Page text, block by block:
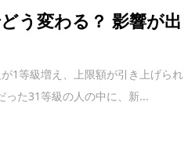
う変わる？ 影響が出
1等級増え、上限額が引き上げられ
った31等級の人の中に、新...